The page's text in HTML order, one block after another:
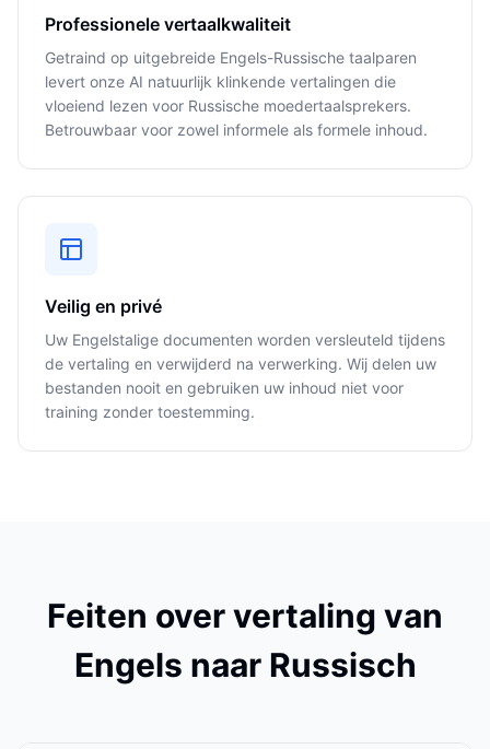
Professionele vertaalkwaliteit
Getraind op uitgebreide Engels-Russische taalparen
levert onze AI natuurlijk klinkende vertalingen die
vloeiend lezen voor Russische moedertaalsprekers.
Betrouwbaar voor zowel informele als formele inhoud.
Veilig en privé
Uw Engelstalige documenten worden versleuteld tijdens
de vertaling en verwijderd na verwerking. Wij delen uw
bestanden nooit en gebruiken uw inhoud niet voor
training zonder toestemming.
Feiten over vertaling van
Engels naar Russisch